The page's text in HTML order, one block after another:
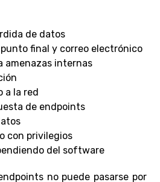
de datos
final y correo electrónico
amenazas internas
a la red
de endpoints
con privilegios
del software
no puede pasarse por